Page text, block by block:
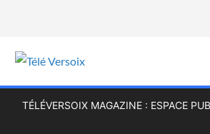
TÉLÉVERSOIX MAGAZINE : ESPACE